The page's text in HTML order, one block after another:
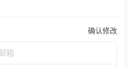
确认修改